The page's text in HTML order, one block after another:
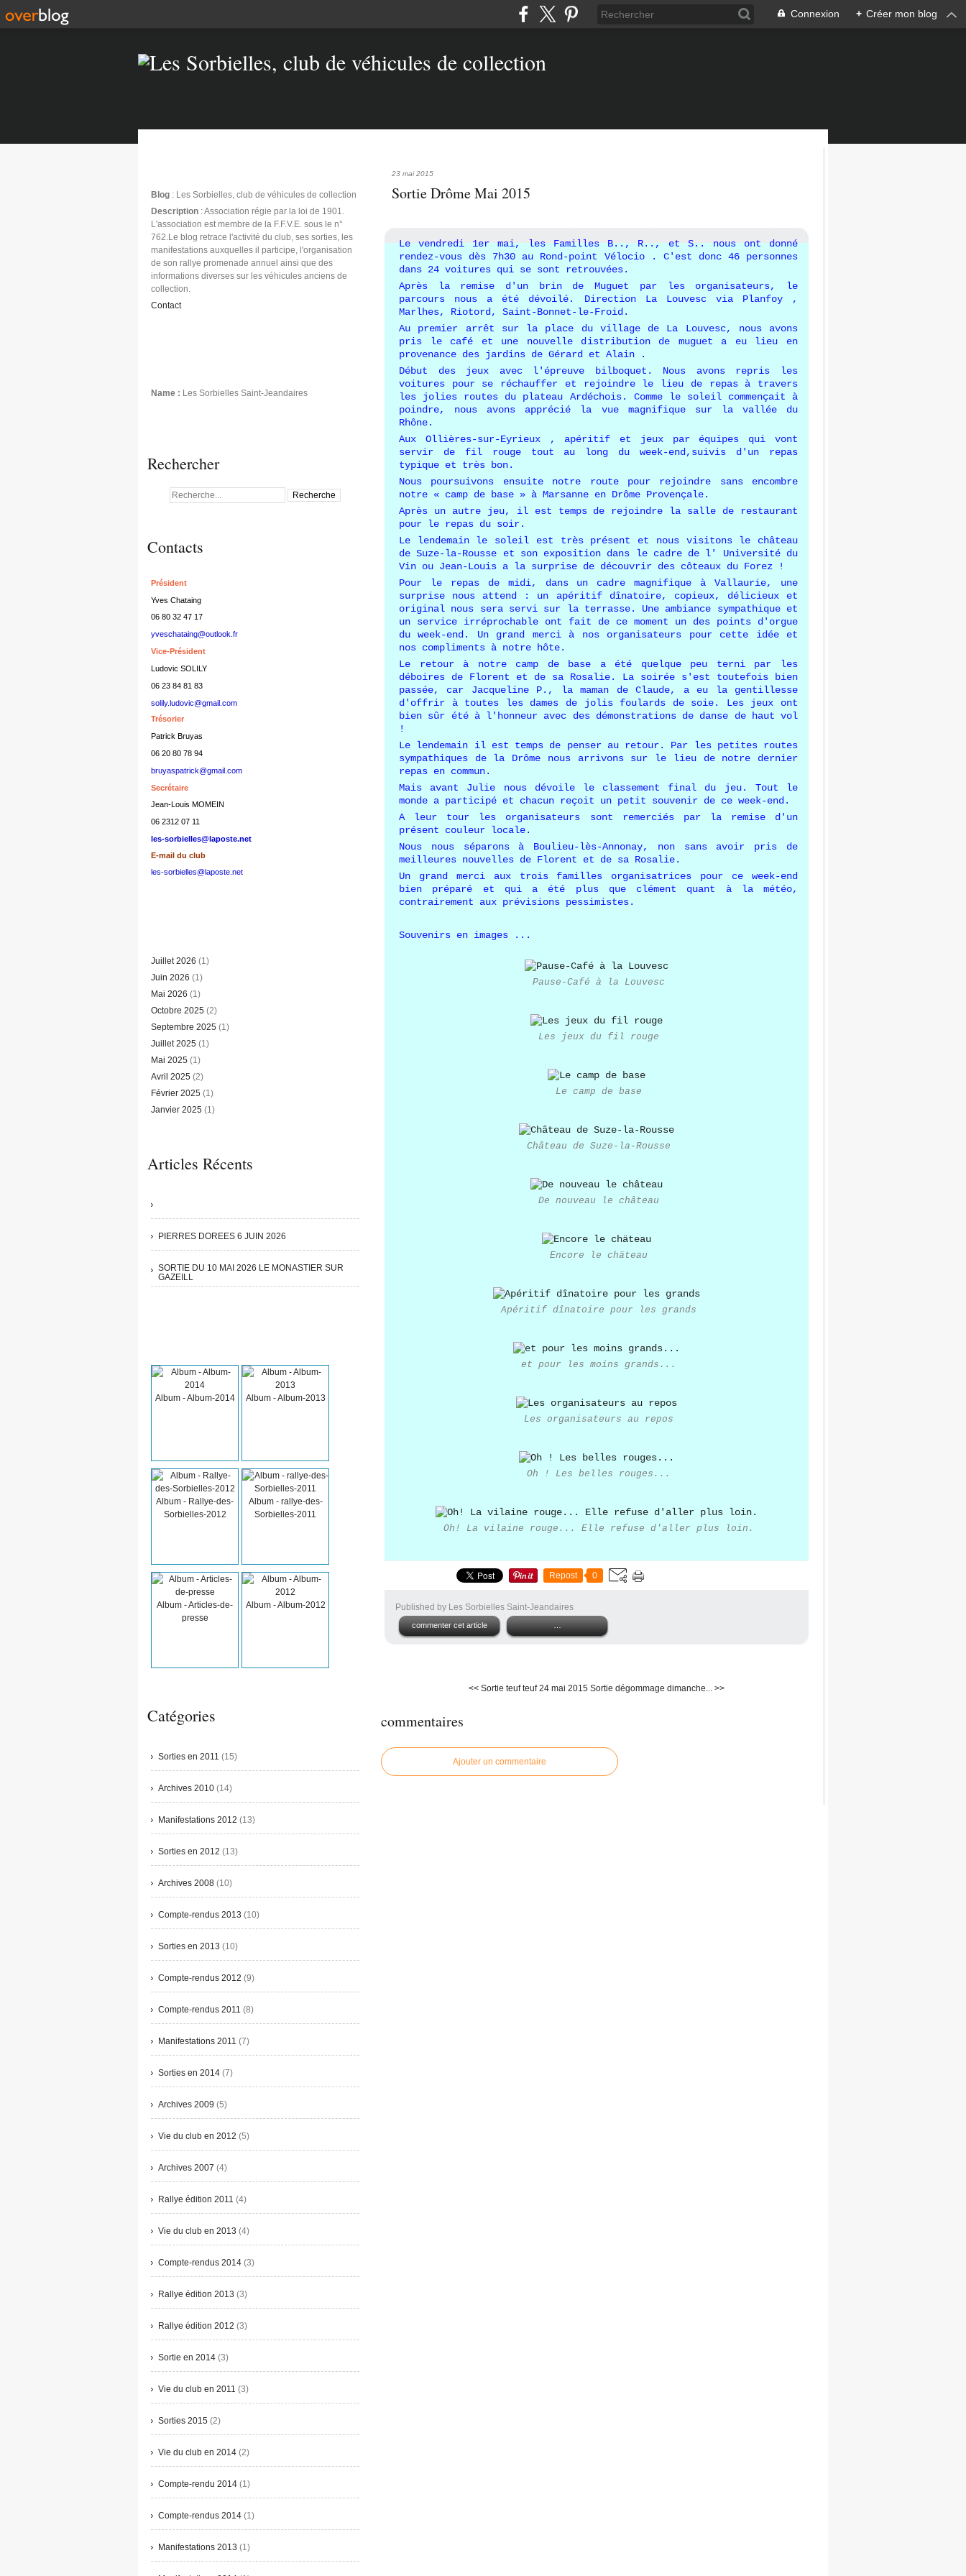
Connexion + Créer mon blog
Blog : Les Sorbielles, club de véhicules de collection
Description : Association régie par la loi de 1901.
L'association est membre de la F.F.V.E. sous le n°
762.Le blog retrace l'activité du club, ses sorties, les
manifestations auxquelles il participe, l'organisation
de son rallye promenade annuel ainsi que des
informations diverses sur les véhicules anciens de
collection.
Contact
Name : Les Sorbielles Saint-Jeandaires
Rechercher
Contacts
Président
Yves Chataing
06 80 32 47 17
yveschataing@outlook.fr
Vice-Président
Ludovic SOLILY
06 23 84 81 83
solily.ludovic@gmail.com
Trésorier
Patrick Bruyas
06 20 80 78 94
bruyaspatrick@gmail.com
Secrétaire
Jean-Louis MOMEIN
06 2312 07 11
les-sorbielles@laposte.net
E-mail du club
les-sorbielles@laposte.net
Juillet 2026 (1)
Juin 2026 (1)
Mai 2026 (1)
Octobre 2025 (2)
Septembre 2025 (1)
Juillet 2025 (1)
Mai 2025 (1)
Avril 2025 (2)
Février 2025 (1)
Janvier 2025 (1)
Articles Récents
PIERRES DOREES 6 JUIN 2026
SORTIE DU 10 MAI 2026 LE MONASTIER SUR
GAZEILL
Album - Album-2014 Album - Album-2013
Album - Rallye-des-
Sorbielles-2012
Album - rallye-des-
Sorbielles-2011
Album - Articles-de-
presse
Album - Album-2012
Catégories
Sorties en 2011 (15)
Archives 2010 (14)
Manifestations 2012 (13)
Sorties en 2012 (13)
Archives 2008 (10)
Compte-rendus 2013 (10)
Sorties en 2013 (10)
Compte-rendus 2012 (9)
Compte-rendus 2011 (8)
Manifestations 2011 (7)
Sorties en 2014 (7)
Archives 2009 (5)
Vie du club en 2012 (5)
Archives 2007 (4)
Rallye édition 2011 (4)
Vie du club en 2013 (4)
Compte-rendus 2014 (3)
Rallye édition 2013 (3)
Rallye édition 2012 (3)
Sortie en 2014 (3)
Vie du club en 2011 (3)
Sorties 2015 (2)
Vie du club en 2014 (2)
Compte-rendu 2014 (1)
Compte-rendus 2014 (1)
Manifestations 2013 (1)
23 mai 2015
Sortie Drôme Mai 2015
Le vendredi 1er mai, les Familles B.., R.., et S.. nous ont donné
rendez-vous dès 7h30 au Rond-point Vélocio . C'est donc 46 personnes
dans 24 voitures qui se sont retrouvées.
Après la remise d'un brin de Muguet par les organisateurs, le
parcours nous a été dévoilé. Direction La Louvesc via Planfoy ,
Marlhes, Riotord, Saint-Bonnet-le-Froid.
Au premier arrêt sur la place du village de La Louvesc, nous avons
pris le café et une nouvelle distribution de muguet a eu lieu en
provenance des jardins de Gérard et Alain .
Début des jeux avec l'épreuve bilboquet. Nous avons repris les
voitures pour se réchauffer et rejoindre le lieu de repas à travers
les jolies routes du plateau Ardéchois. Comme le soleil commençait à
poindre, nous avons apprécié la vue magnifique sur la vallée du
Rhône.
Aux Ollières-sur-Eyrieux , apéritif et jeux par équipes qui vont
servir de fil rouge tout au long du week-end,suivis d'un repas
typique et très bon.
Nous poursuivons ensuite notre route pour rejoindre sans encombre
notre « camp de base » à Marsanne en Drôme Provençale.
Après un autre jeu, il est temps de rejoindre la salle de restaurant
pour le repas du soir.
Le lendemain le soleil est très présent et nous visitons le château
de Suze-la-Rousse et son exposition dans le cadre de l' Université du
Vin ou Jean-Louis a la surprise de découvrir des côteaux du Forez !
Pour le repas de midi, dans un cadre magnifique à Vallaurie, une
surprise nous attend : un apéritif dînatoire, copieux, délicieux et
original nous sera servi sur la terrasse. Une ambiance sympathique et
un service irréprochable ont fait de ce moment un des points d'orgue
du week-end. Un grand merci à nos organisateurs pour cette idée et
nos compliments à notre hôte.
Le retour à notre camp de base a été quelque peu terni par les
déboires de Florent et de sa Rosalie. La soirée s'est toutefois bien
passée, car Jacqueline P., la maman de Claude, a eu la gentillesse
d'offrir à toutes les dames de jolis foulards de soie. Les jeux ont
bien sûr été à l'honneur avec des démonstrations de danse de haut vol
!
Le lendemain il est temps de penser au retour. Par les petites routes
sympathiques de la Drôme nous arrivons sur le lieu de notre dernier
repas en commun.
Mais avant Julie nous dévoile le classement final du jeu. Tout le
monde a participé et chacun reçoit un petit souvenir de ce week-end.
A leur tour les organisateurs sont remerciés par la remise d'un
présent couleur locale.
Nous nous séparons à Boulieu-lès-Annonay, non sans avoir pris de
meilleures nouvelles de Florent et de sa Rosalie.
Un grand merci aux trois familles organisatrices pour ce week-end
bien préparé et qui a été plus que clément quant à la météo,
contrairement aux prévisions pessimistes.
Souvenirs en images ...
Pause-Café à la Louvesc
Les jeux du fil rouge
Le camp de base
Château de Suze-la-Rousse
De nouveau le château
Encore le chäteau
Apéritif dînatoire pour les grands
et pour les moins grands...
Les organisateurs au repos
Oh ! Les belles rouges...
Oh! La vilaine rouge... Elle refuse d'aller plus loin.
Repost 0
Published by Les Sorbielles Saint-Jeandaires
commenter cet article …
<< Sortie teuf teuf 24 mai 2015 Sortie dégommage dimanche... >>
commentaires
Ajouter un commentaire